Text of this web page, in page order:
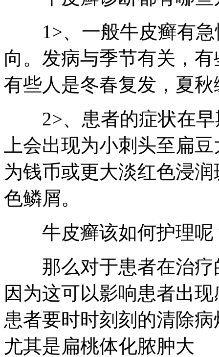
1>、一般牛皮癣有急
向。发病与季节有关，
有些人是冬春复发，夏秋
2>、患者的症状在早
上会出现为小刺头至扁
为钱币或更大淡红色浸
色鳞屑。
牛皮癣该如何护理呢
那么对于患者在治疗
因为这可以影响患者出
患者要时时刻刻的清除
尤其是扁桃体化脓肿大